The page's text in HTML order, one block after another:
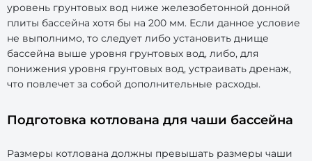
уровень грунтовых вод ниже железобетонной донной
плиты бассейна хотя бы на 200 мм. Если данное условие
не выполнимо, то следует либо установить днище
бассейна выше уровня грунтовых вод, либо, для
понижения уровня грунтовых вод, устраивать дренаж,
что повлечет за собой дополнительные расходы.
Подготовка котлована для чаши бассейна
Размеры котлована должны превышать размеры чаши